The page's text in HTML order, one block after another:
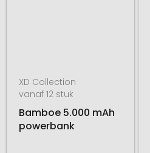
XD Collection
vanaf 12 stuk
Bamboe 5.000 mAh
powerbank